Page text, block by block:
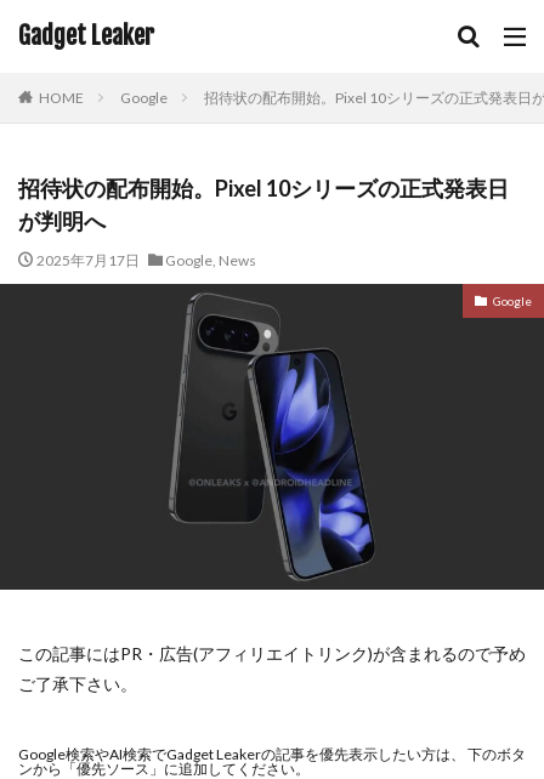
Gadget Leaker
HOME Google 招待状の配布開始。Pixel 10シリーズの正式発表日
招待状の配布開始。Pixel 10シリーズの正式発表日
が判明へ
2025年7月17日 Google, News
Google
この記事にはPR・広告(アフィリエイトリンク)が含まれるので予め
ご了承下さい。
Google検索やAI検索でGadget Leakerの記事を優先表示したい方は、 下のボタ
ンから「優先ソース」に追加してください。